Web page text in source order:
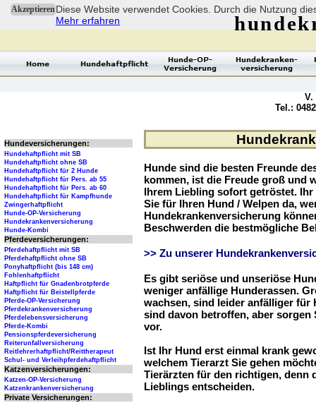
AkzeptierenDiese Website verwendet Cookies. Durch die Nutzung
Mehr erfahren
Hunde sind die besten Freunde
kommen, ist die Freude groß und
Ihrem Liebling sofort getröstet.
Sie für Ihren Hund / Welpen da,
Hundekrankenversicherung
Beschwerden die bestmögliche
>> Zu unserer
Es gibt seriöse und unseriöse
weniger anfällige Hunderassen.
wachsen, sind leider anfälliger für
sind davon betroffen, aber sorgen
vor.
Ist Ihr Hund erst einmal krank
welchem Tierarzt Sie gehen
Tierärzten für den richtigen, denn
Lieblings entscheiden.
Hundeversicherungen:
Hundehaftpflicht mit SB
Hundehaftpflicht ohne SB
Hundehaftpflicht für 2 Hunde
Hundehaftpflicht für Pers. ab 55
Hundehaftpflicht für Pers. ab 60
Hundehaftpflicht für Kampfhunde
Zwingerhaftpflicht
Hunde-OP-Versicherung
Hundekrankenversicherung
Hunde-Kombi
Pferdeversicherungen:
Pferdehaftpflicht mit SB
Pferdehaftpflicht ohne SB
Ponyhaftpflicht (bis 148 cm)
Fohlenhaftpflicht
Haftpflicht für Gnadenbrotpferde
Haftpflicht für Beistellpferde
Pferde-OP-Versicherung
Pferdekrankenversicherung
Pferdelebensversicherung
Pferde-Kombi
Pensionspferdeversicherung
Reiterunfallversicherung
Reitlehrerhaftpflicht/Reittherapeut
Schul- und Verleihpferdehaftpflicht
Katzenversicherungen:
Katzen-OP-Versicherung
Katzenkrankenversicherung
Private Versicherungen:
V.
Tel.: